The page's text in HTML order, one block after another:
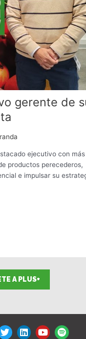
gerente de
ejecutivo con más
productos perecederos,
e impulsar su
A PLUS+
w
i
i
n
o
u
p
o